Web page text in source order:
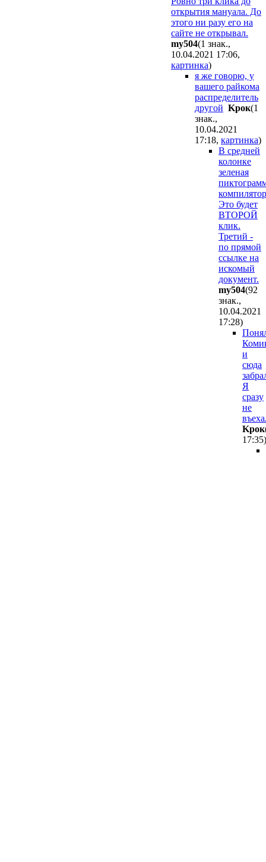
открытия мануала. До
этого ни разу его на
сайте не открывал.
my504(1 знак.,
10.04.2021 17:06,
картинка)
я же говорю, у
вашего райкома
распределитель
другой Kpoк(1
знак.,
10.04.2021
17:18, картинка)
В средней
колонке
зеленая
Это будет
ВТОРОЙ
клик.
Третий -
по прямой
ссылке на
искомый
документ.
my504(92
знак.,
10.04.2021
17:28)
и
сюда
Я
сразу
не
Kpoк
17:35)